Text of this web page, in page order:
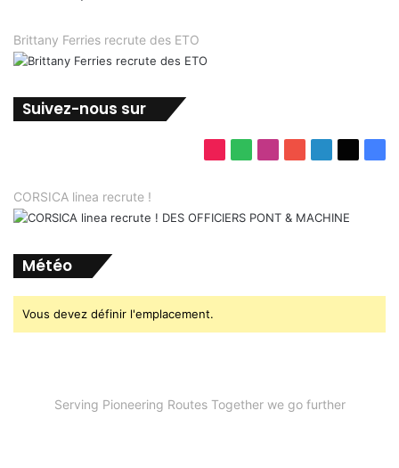
Brittany Ferries recrute des ETO
Suivez-nous sur
CORSICA linea recrute !
Météo
Vous devez définir l'emplacement.
Serving Pioneering Routes Together we go further